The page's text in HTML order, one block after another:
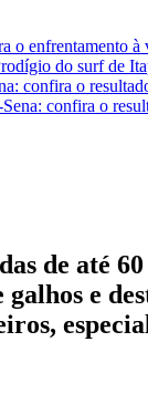
enfrentamento
do surf de
confira o
confira o
de até
e